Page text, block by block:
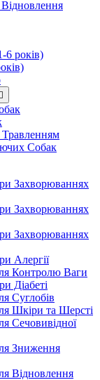
років)

Собак
Захворюваннях
Захворюваннях
Захворюваннях
Алергії
Контролю Ваги
Діабеті
Суглобів
Шкіри та Шерсті
Сечовивідної
Зниження
Відновлення